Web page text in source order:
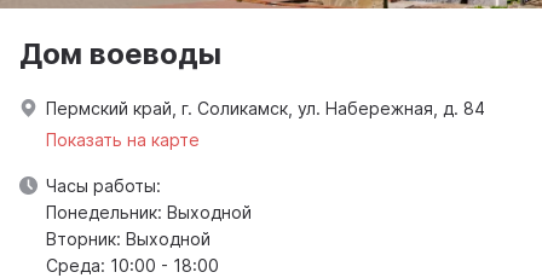
Дом воеводы
Пермский край, г. Соликамск, ул. Набережная, д. 84
Показать на карте
Часы работы:
Понедельник: Выходной
Вторник: Выходной
Среда: 10:00 - 18:00